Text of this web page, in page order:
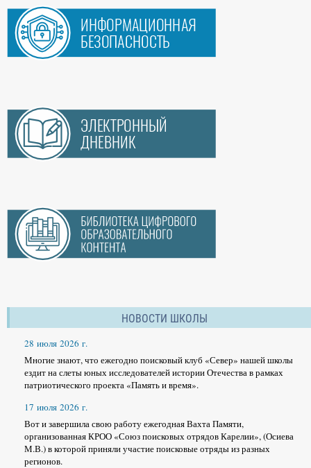
НОВОСТИ ШКОЛЫ
28 июля 2026 г.
Многие знают, что ежегодно поисковый клуб «Север» нашей школы
ездит на слеты юных исследователей истории Отечества в рамках
патриотического проекта «Память и время».
17 июля 2026 г.
Вот и завершила свою работу ежегодная Вахта Памяти,
организованная КРОО «Союз поисковых отрядов Карелии», (Осиева
М.В.) в которой приняли участие поисковые отряды из разных
регионов.